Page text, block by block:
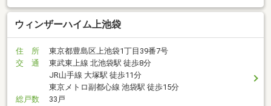
ウィンザーハイム上池袋
住 所
東京都豊島区上池袋1丁目39番7号
交 通
東武東上線 北池袋駅 徒歩8分
JR山手線 大塚駅 徒歩11分
東京メトロ副都心線 池袋駅 徒歩15分
総戸数
33戸